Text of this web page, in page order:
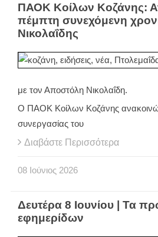
ΠΑΟΚ Κοίλων Κοζάνης:
πέμπτη συνεχόμενη
Νικολαΐδης
με τον Αποστόλη Νικολαΐδη.
Ο ΠΑΟΚ Κοίλων Κοζάνης
συνεργασίας του
Διαβάστε Περισσότερα
08 Ιούνιος 2026
Δευτέρα 8 Ιουνίου | Τα
εφημερίδων